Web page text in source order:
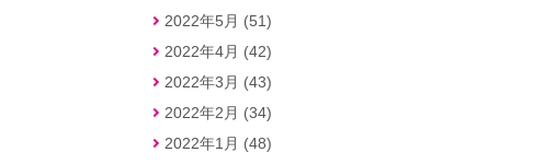
2022年5月 (51)
2022年4月 (42)
2022年3月 (43)
2022年2月 (34)
2022年1月 (48)